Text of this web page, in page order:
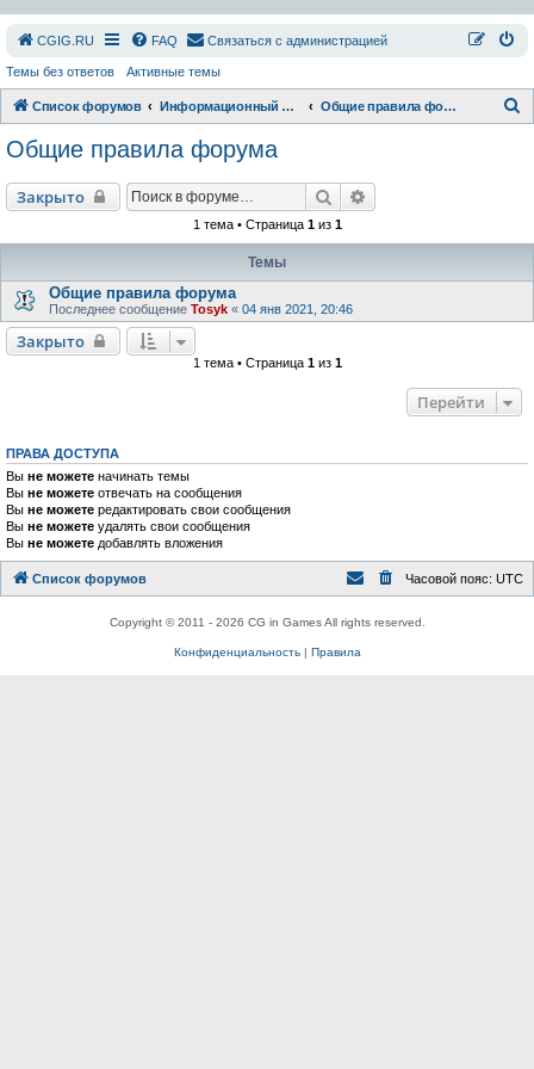
СGIG.RU FAQ Связаться с администрацией
Темы без ответов Активные темы
Список форумов Информационный раздел Общие правила форума
Общие правила форума
Закрыто Поиск
1 тема • Страница 1из 1
Темы
Общие правила форума
Последнее сообщение Tosyk « 04 янв 2021, 20:46
Закрыто
1 тема • Страница 1из 1
Перейти
ПРАВА ДОСТУПА
Вы не можете начинать темы
Вы не можете отвечать на сообщения
Вы не можете редактировать свои сообщения
Вы не можете удалять свои сообщения
Вы не можете добавлять вложения
Список форумов Часовой пояс: UTC
Copyright © 2011 - 2026 CG in Games All rights reserved.
Конфиденциальность| Правила